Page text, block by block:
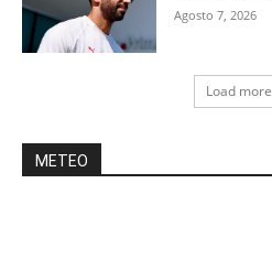
Agosto 7, 2026
Load more
METEO